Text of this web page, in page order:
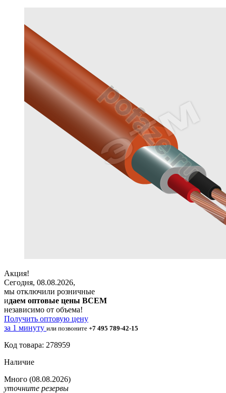
Акция!
Сегодня, 08.08.2026,
мы отключили розничные
идаем оптовые цены ВСЕМ
независимо от объема!
Получить оптовую цену
за 1 минуту или позвоните +7 495 789-42-15
Код товара: 278959
Наличие
Много (08.08.2026)
уточните резервы